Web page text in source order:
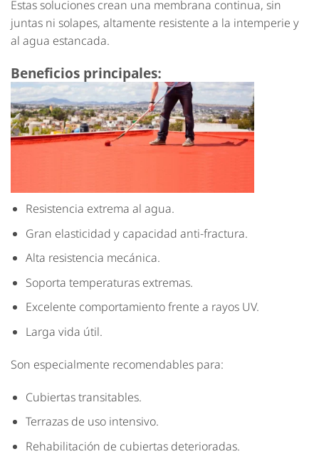
Estas soluciones crean una membrana continua, sin
juntas ni solapes, altamente resistente a la intemperie y
al agua estancada.
Beneficios principales:
Resistencia extrema al agua.
Gran elasticidad y capacidad anti-fractura.
Alta resistencia mecánica.
Soporta temperaturas extremas.
Excelente comportamiento frente a rayos UV.
Larga vida útil.
Son especialmente recomendables para:
Cubiertas transitables.
Terrazas de uso intensivo.
Rehabilitación de cubiertas deterioradas.